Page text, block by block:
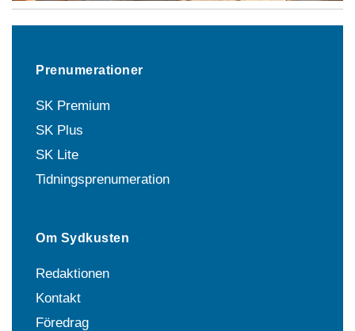
Prenumerationer
SK Premium
SK Plus
SK Lite
Tidningsprenumeration
Om Sydkusten
Redaktionen
Kontakt
Föredrag